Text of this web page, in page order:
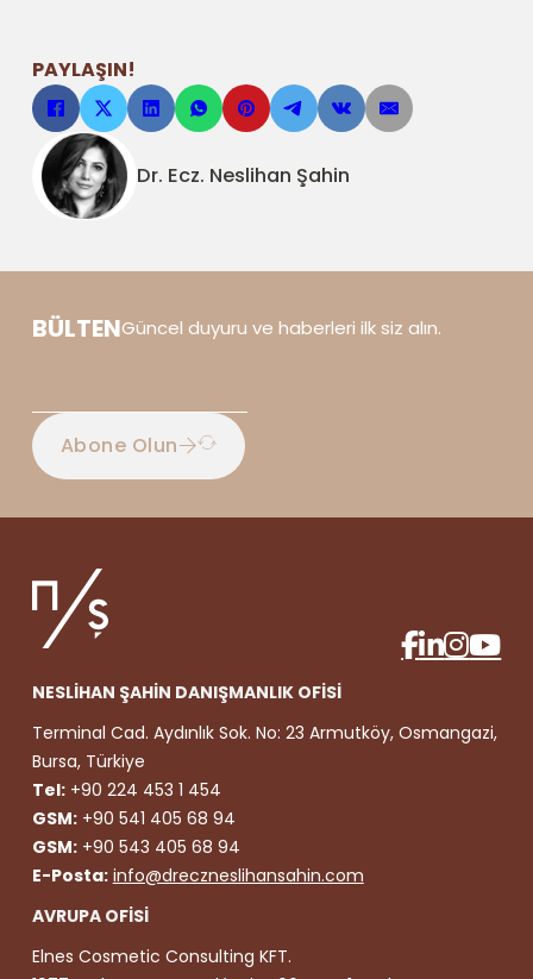
Dr. Ecz. Neslihan Şahin
PAYLAŞIN!
BÜLTENGüncel duyuru ve haberleri ilk siz alın.
Abone Olun
NESLİHAN ŞAHİN DANIŞMANLIK OFİSİ
Terminal Cad. Aydınlık Sok. No: 23 Armutköy, Osmangazi,
Bursa, Türkiye
Tel:+90 224 453 1 454
GSM:+90 541 405 68 94
GSM:+90 543 405 68 94
E-Posta: info@dreczneslihansahin.com
AVRUPA OFİSİ
Elnes Cosmetic Consulting KFT.